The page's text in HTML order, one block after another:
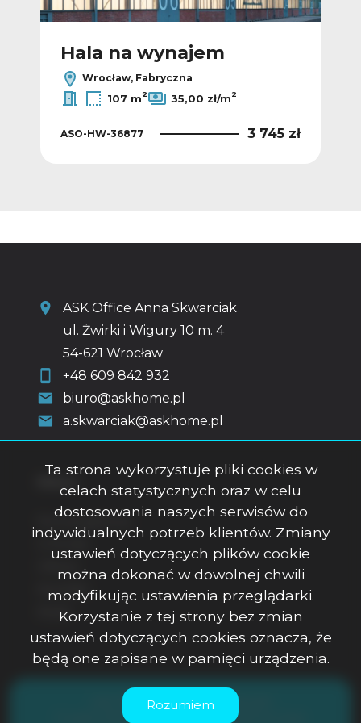
Hala na wynajem
Wrocław, Fabryczna
107 m2 35,00 zł/m2
ASO-HW-36877 3 745 zł
ASK Office Anna Skwarciak
ul. Żwirki i Wigury 10 m. 4
54-621 Wrocław
+48 609 842 932
biuro@askhome.pl
a.skwarciak@askhome.pl
Strona główna
O firmie
Kontakt
Rodo
ASK Office Anna Skwarciak © 2026
Program dla biur nieruchomości
Galactica Virgo
Ta strona wykorzystuje pliki cookies w
celach statystycznych oraz w celu
dostosowania naszych serwisów do
indywidualnych potrzeb klientów. Zmiany
ustawień dotyczących plików cookie
można dokonać w dowolnej chwili
modyfikując ustawienia przeglądarki.
Korzystanie z tej strony bez zmian
ustawień dotyczących cookies oznacza, że
będą one zapisane w pamięci urządzenia.
Rozumiem